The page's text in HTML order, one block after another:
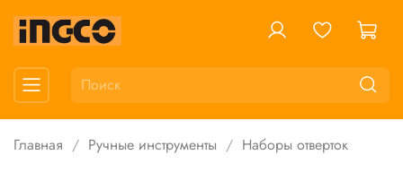
Главная Ручные инструменты Наборы отверток